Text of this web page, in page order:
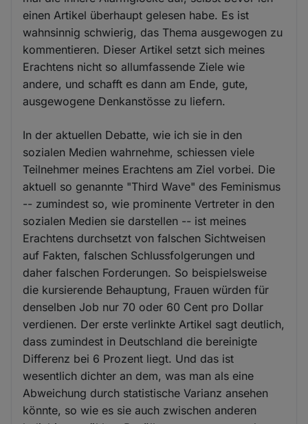
einen Artikel überhaupt gelesen habe. Es ist
wahnsinnig schwierig, das Thema ausgewogen zu
kommentieren. Dieser Artikel setzt sich meines
Erachtens nicht so allumfassende Ziele wie
andere, und schafft es dann am Ende, gute,
ausgewogene Denkanstösse zu liefern.
In der aktuellen Debatte, wie ich sie in den
sozialen Medien wahrnehme, schiessen viele
Teilnehmer meines Erachtens am Ziel vorbei. Die
aktuell so genannte "Third Wave" des Feminismus
-- zumindest so, wie prominente Vertreter in den
sozialen Medien sie darstellen -- ist meines
Erachtens durchsetzt von falschen Sichtweisen
auf Fakten, falschen Schlussfolgerungen und
daher falschen Forderungen. So beispielsweise
die kursierende Behauptung, Frauen würden für
denselben Job nur 70 oder 60 Cent pro Dollar
verdienen. Der erste verlinkte Artikel sagt deutlich,
dass zumindest in Deutschland die bereinigte
Differenz bei 6 Prozent liegt. Und das ist
wesentlich dichter an dem, was man als eine
Abweichung durch statistische Varianz ansehen
könnte, so wie es sie auch zwischen anderen